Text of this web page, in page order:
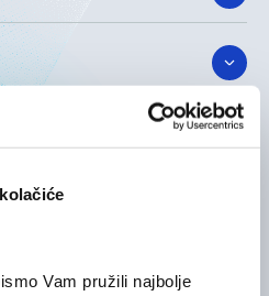
Vam pružili najbolje